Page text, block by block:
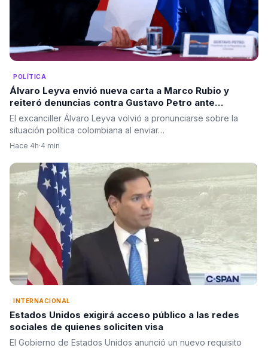
POLÍTICA
Álvaro Leyva envió nueva carta a Marco Rubio y
reiteró denuncias contra Gustavo Petro ante
autoridades de Estados Unidos
El excanciller Álvaro Leyva volvió a pronunciarse sobre la
situación política colombiana al enviar…
Hace 4h·4 min
INTERNACIONAL
Estados Unidos exigirá acceso público a las redes
sociales de quienes soliciten visa
El Gobierno de Estados Unidos anunció un nuevo requisito